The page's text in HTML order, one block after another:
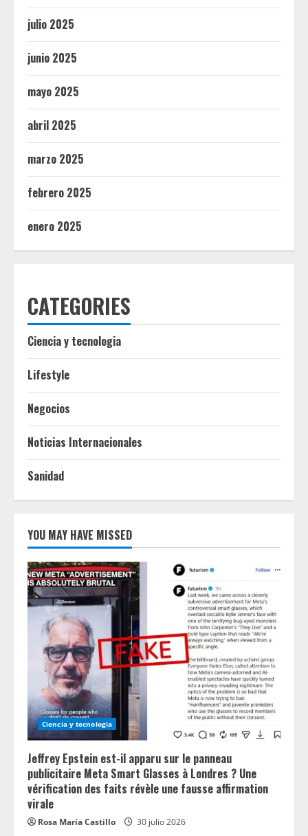
julio 2025
junio 2025
mayo 2025
abril 2025
marzo 2025
febrero 2025
enero 2025
CATEGORIES
Ciencia y tecnologia
Lifestyle
Negocios
Noticias Internacionales
Sanidad
YOU MAY HAVE MISSED
Ciencia y tecnologia
Jeffrey Epstein est-il apparu sur le panneau
publicitaire Meta Smart Glasses à Londres ? Une
vérification des faits révèle une fausse affirmation
virale
Rosa María Castillo 30 julio 2026